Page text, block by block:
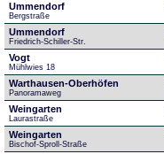
Ummendorf
Bergstraße
Ummendorf
Friedrich-Schiller-Str.
Vogt
Mühlwies 18
Warthausen-Oberhöfen
Panoramaweg
Weingarten
Laurastraße
Weingarten
Bischof-Sproll-Straße